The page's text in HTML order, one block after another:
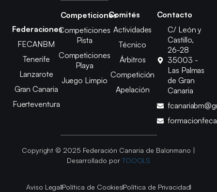
Federaciones
FECANBM
Tenerife
Lanzarote
Gran Canaria
Fuerteventura
Competiciones
Competiciones
Pista
Competiciones
Playa
Juego Limpio
Comités
Actividades
Técnico
Árbitros
Competición
Apelación
Contacto
C/ León y
Castillo,
26-28
35003 -
Las Palmas
de Gran
Canaria
Copyright © 2025 Federación Canaria de Balonmano |
Desarrollado por TOOOLS
Aviso LegalPolítica de CookiesPolítica de Privacidad